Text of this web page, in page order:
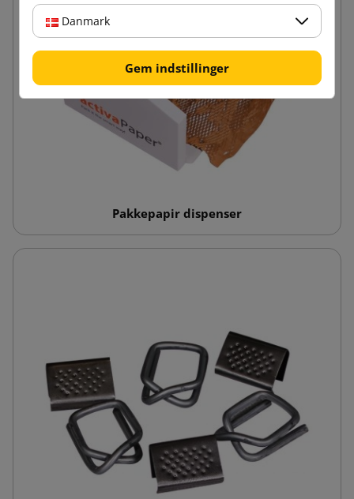
Pakkepapir dispenser
Danmark
Gem indstillinger